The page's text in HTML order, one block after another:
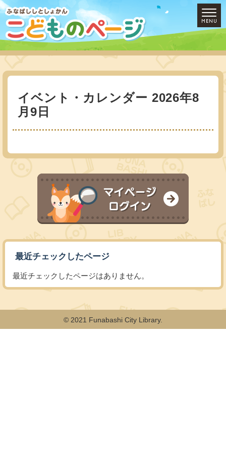
イベント・カレンダー 2026年8
月9日
最近チェックしたページ
最近チェックしたページはありません。
© 2021 Funabashi City Library.